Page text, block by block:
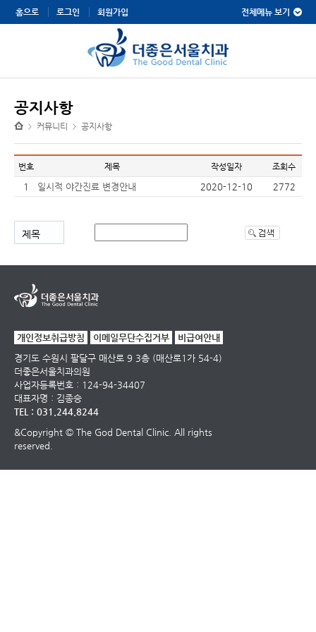
홈으로 로그인 회원가입 전체메뉴 보기
공지사항
> 커뮤니티 > 공지사항
번호 제목 작성일자 조회수
1 일시적 야간진료 변경안내 2020-12-10 2772
개인정보취급방침 이메일무단수집거부
비급여안내
경기도 수원시 팔달구 매산로 9 3층 (매산로1가 54-4)
더좋은서울치과의원
사업자등록번호 : 124-94-34407
대표자명 : 김종승
TEL : 031.244.8244
&Copyright © The God Dental Clinic. All rights
reserved.